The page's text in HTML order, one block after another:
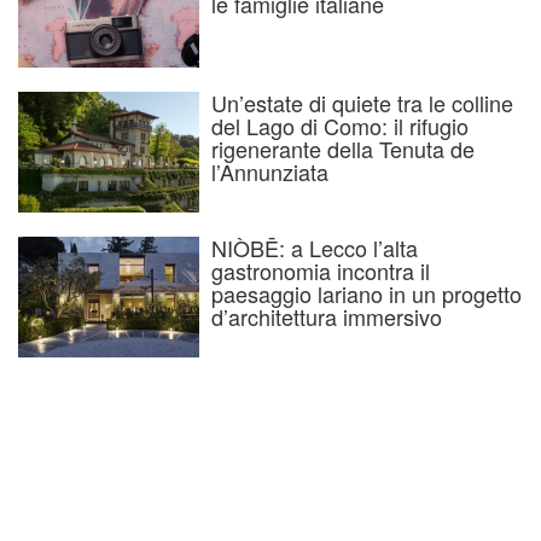
Un’estate di quiete tra le colline
del Lago di Como: il rifugio
rigenerante della Tenuta de
l’Annunziata
NIÒBĒ: a Lecco l’alta
gastronomia incontra il
paesaggio lariano in un progetto
d’architettura immersivo